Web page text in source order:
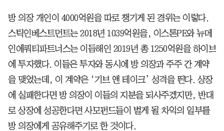
방 의장 개인이 4000억원을 따로 챙기게 된 경위는 이렇다.
스틱인베스트먼트는 2018년 1039억원을, 이스톤PE와 뉴메
인에쿼티파트너스는 이듬해인 2019년 총 1250억원을 하이브
에 투자했다. 이들은 투자와 동시에 방 의장과 주주 간 계약
을 맺었는데, 이 계약은 ‘기브 앤 테이크’ 성격을 띈다. 상장
에 실패한다면 방 의장이 이들의 지분을 되사주겠지만, 반대
로 상장에 성공한다면 사모펀드들이 벌게 될 차익의 일부를
방 의장에게 공유해주기로 한 것이다.